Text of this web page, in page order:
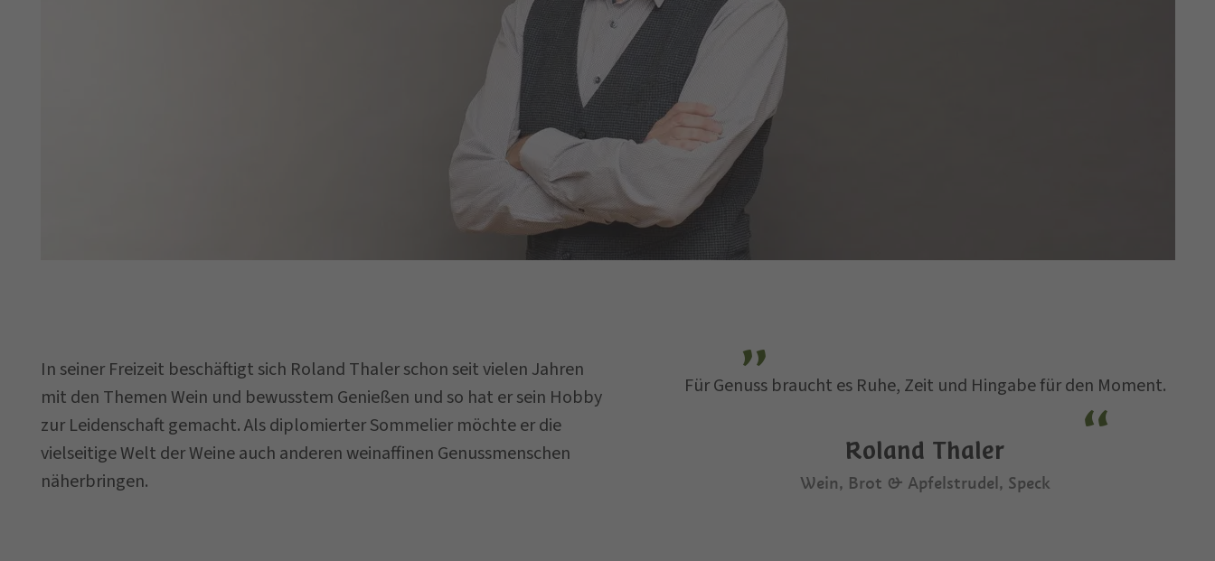
In seiner Freizeit beschäftigt sich Roland Thaler schon seit vielen Jahren
mit den Themen Wein und bewusstem Genießen und so hat er sein Hobby
zur Leidenschaft gemacht. Als diplomierter Sommelier möchte er die
vielseitige Welt der Weine auch anderen weinaffinen Genussmenschen
näherbringen.
Für Genuss braucht es Ruhe, Zeit und Hingabe für den Moment.
Roland Thaler
Wein, Brot & Apfelstrudel, Speck
Gemeinde
E-Mail
Ihre Nachricht ...